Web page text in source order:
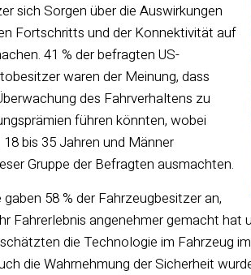
sich Sorgen über die Auswirkungen
Fortschritts und der Konnektivität auf
41 % der befragten US-
waren der Meinung, dass
des Fahrverhaltens zu
führen könnten, wobei
bis 35 Jahren und Männer
Gruppe der Befragten ausmachten.
58 % der Fahrzeugbesitzer an,
Fahrerlebnis angenehmer gemacht
die Technologie im Fahrzeug
die Wahrnehmung der Sicherheit